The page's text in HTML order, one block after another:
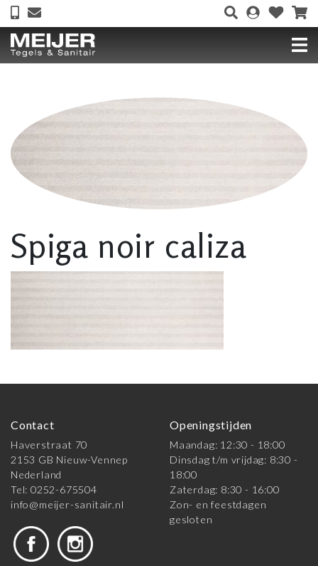
Spiga noir caliza
Contact
Haverstraat 70
2153 GB Nieuw-Vennep
Nederland
Tel: 0252-675504
info@meijer-sanitair.nl
Openingstijden
Maandag: 12:30 - 18:00
Dinsdag t/m vrijdag: 8:30 -
18:00
Zaterdag: 8:30 - 16:00
Zon- en feestdagen
gesloten